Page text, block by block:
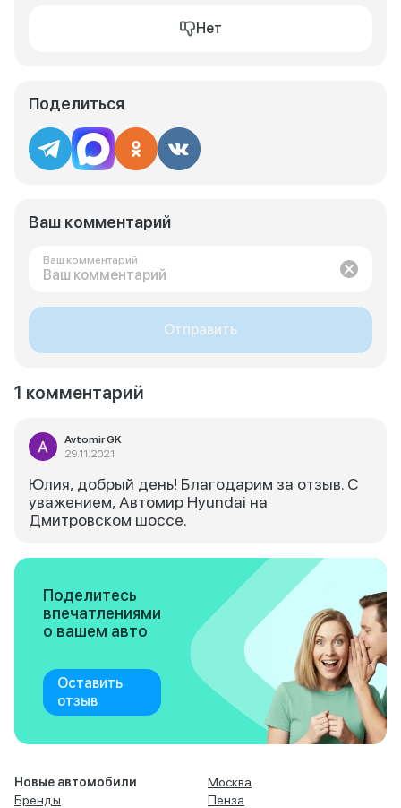
Нет
Поделиться
Ваш комментарий
Ваш комментарий
Отправить
1 комментарий
Avtomir GK
29.11.2021
Юлия, добрый день! Благодарим за отзыв. С
уважением, Автомир Hyundai на
Дмитровском шоссе.
Поделитесь
впечатлениями
о вашем авто
Оставить
отзыв
Новые автомобили
Бренды
Москва
Пенза